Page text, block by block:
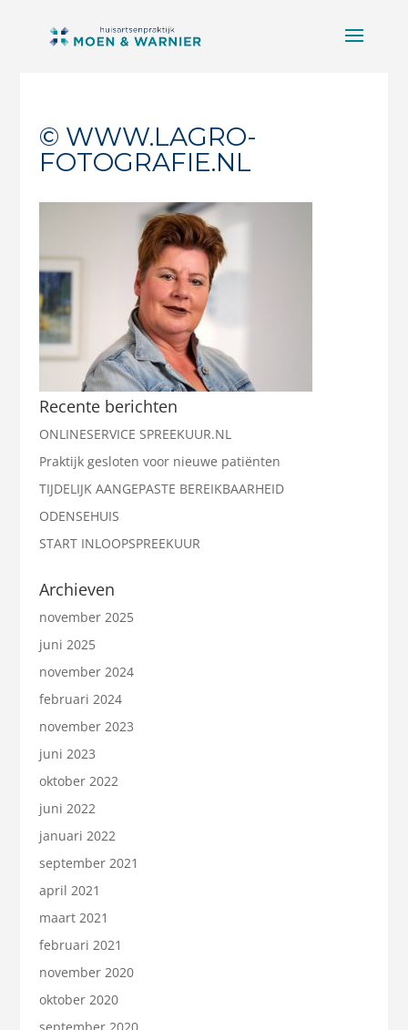
© WWW.LAGRO-
FOTOGRAFIE.NL
Recente berichten
ONLINESERVICE SPREEKUUR.NL
Praktijk gesloten voor nieuwe patiënten
TIJDELIJK AANGEPASTE BEREIKBAARHEID
ODENSEHUIS
START INLOOPSPREEKUUR
Archieven
november 2025
juni 2025
november 2024
februari 2024
november 2023
juni 2023
oktober 2022
juni 2022
januari 2022
september 2021
april 2021
maart 2021
februari 2021
november 2020
oktober 2020